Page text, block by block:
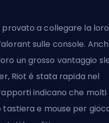
a collegare la loro
sulle console.
un grosso vantaggio
Riot è stata rapida nel
indicano che molti
e mouse per